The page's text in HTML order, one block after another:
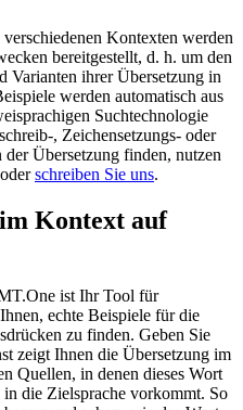
Kontexten werden
bereitgestellt, d. h. um den
Varianten ihrer Übersetzung in
werden automatisch aus
Suchtechnologie
, Zeichensetzungs- oder
Übersetzung finden, nutzen
schreiben Sie uns.
Kontext auf
ist Ihr Tool für
echte Beispiele für die
zu finden. Geben Sie
zeigt Ihnen die Übersetzung im
Quellen, in denen dieses Wort
die Zielsprache vorkommt. So